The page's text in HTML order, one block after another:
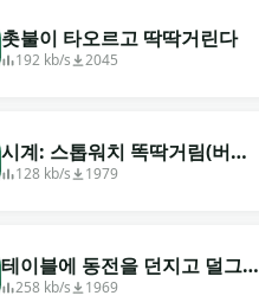
촛불이 타오르고 딱딱거린다
192 kb/s 2045
시계: 스톱워치 똑딱거림(버전
2)128 kb/s 1979
테이블에 동전을 던지고 덜그럭
거렸다
258 kb/s 1969